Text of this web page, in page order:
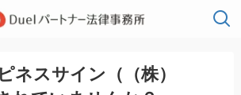
ネスサイン（（株）